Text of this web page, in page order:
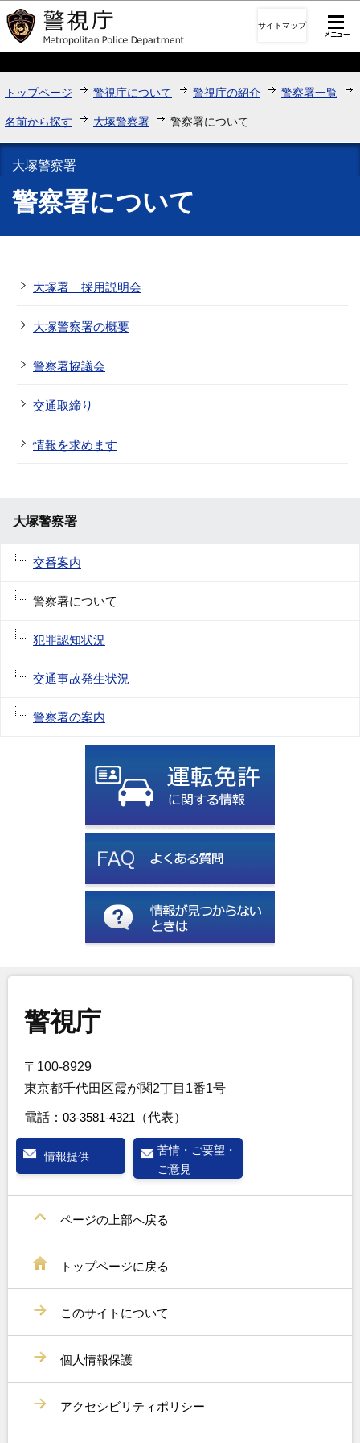
このページの本文へ移動
サイトマップ
トップページ 警視庁について 警視庁の紹介 警察署一覧
名前から探す 大塚警察署 警察署について
大塚警察署
警察署について
大塚署 採用説明会
大塚警察署の概要
警察署協議会
交通取締り
情報を求めます
大塚警察署
交番案内
警察署について
犯罪認知状況
交通事故発生状況
警察署の案内
警視庁
〒100-8929
東京都千代田区霞が関2丁目1番1号
電話： 03-3581-4321 （代表）
情報提供
苦情・ご要望・
ご意見
ページの上部へ戻る
トップページに戻る
このサイトについて
個人情報保護
アクセシビリティポリシー